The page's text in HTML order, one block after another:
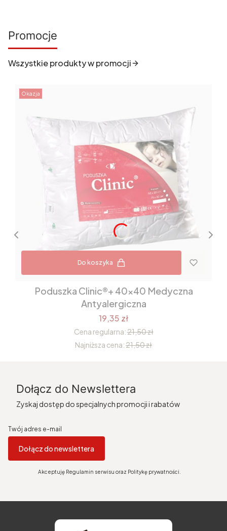
Promocje
Wszystkie produkty w promocji
Okazja
Do koszyka
Poduszka Clinic®+ 40x40 Medyczna
Antyalergiczna
19,35 zł
Cena regularna:21,50 zł
Najniższa cena:21,50 zł
Dołącz do Newslettera
Zyskaj dostęp do specjalnych promocji i rabatów
Twój adres e-mail
Dołącz do newslettera
Akceptuję Regulamin serwisu oraz Politykę prywatności.